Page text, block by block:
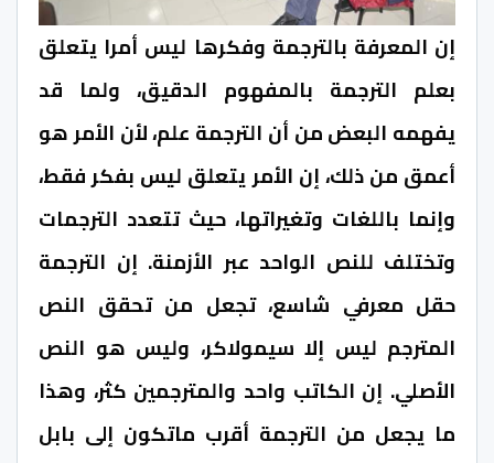
إن المعرفة بالترجمة وفكرها ليس أمرا يتعلق
بعلم الترجمة بالمفهوم الدقيق، ولما قد
يفهمه البعض من أن الترجمة علم، لأن الأمر هو
أعمق من ذلك، إن الأمر يتعلق ليس بفكر فقط،
وإنما باللغات وتغيراتها، حيث تتعدد الترجمات
وتختلف للنص الواحد عبر الأزمنة. إن الترجمة
حقل معرفي شاسع، تجعل من تحقق النص
المترجم ليس إلا سيمولاكر، وليس هو النص
الأصلي. إن الكاتب واحد والمترجمين كثر، وهذا
ما يجعل من الترجمة أقرب ماتكون إلى بابل